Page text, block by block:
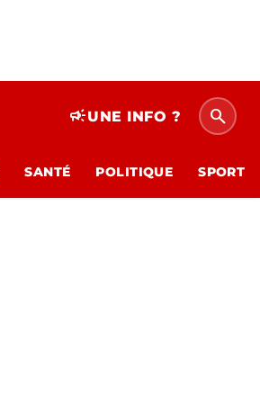
campaignUNE INFO ? search
SANTÉ POLITIQUE SPORT